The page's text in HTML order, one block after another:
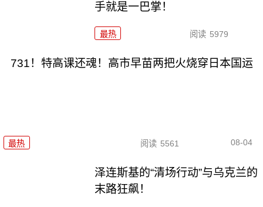
手就是一巴掌！
最热 阅读 5979
731！特高课还魂！高市早苗两把火烧穿日本国运
最热 阅读 5561 08-04
泽连斯基的“清场行动”与乌克兰的
末路狂飙！